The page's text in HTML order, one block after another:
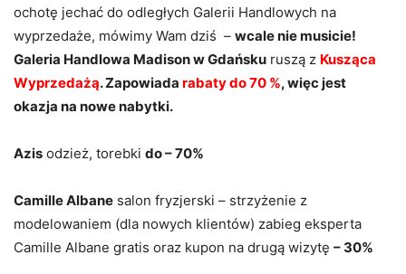
ochotę jechać do odległych Galerii Handlowych na
wyprzedaże, mówimy Wam dziś – wcale nie musicie!
Galeria Handlowa Madison w Gdańsku ruszą z Kusząca
Wyprzedażą. Zapowiada rabaty do 70 %, więc jest
okazja na nowe nabytki.
Azis odzież, torebki do – 70%
Camille Albane salon fryzjerski – strzyżenie z
modelowaniem (dla nowych klientów) zabieg eksperta
Camille Albane gratis oraz kupon na drugą wizytę – 30%